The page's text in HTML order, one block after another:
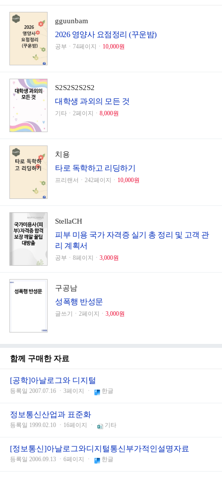
gguunbam
2026 영양사 요점정리 (꾸운밤)
공부ㆍ74페이지ㆍ 10,000원
S2S2S2S2S2
대학생 과외의 모든 것
기타ㆍ2페이지ㆍ 8,000원
치용
타로 독학하고 리딩하기
프리랜서ㆍ242페이지ㆍ 10,000원
StellaCH
피부 미용 국가 자격증 실기 총 정리 및 고객 관
리 계획서
공부ㆍ8페이지ㆍ 3,000원
구공남
성폭행 반성문
글쓰기ㆍ2페이지ㆍ 3,000원
함께 구매한 자료
[공학]아날로그와 디지털
등록일 2007.07.16 ㆍ3페이지 ㆍ 한글
정보통신산업과 표준화
등록일 1999.02.10 ㆍ16페이지 ㆍ 기타
[정보통신]아날로그와디지털통신부가적인설명자료
등록일 2006.09.13 ㆍ6페이지 ㆍ 한글